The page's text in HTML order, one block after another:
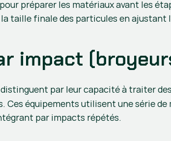
préparer les matériaux avant les
taille finale des particules en ajustant
impact
par leur capacité à traiter
Ces équipements utilisent une série
par impacts répétés.